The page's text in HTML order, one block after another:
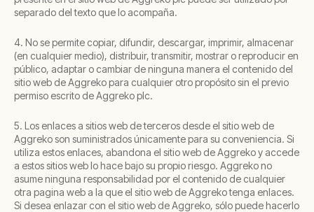
separado del texto que lo acompaña.
4. No se permite copiar, difundir, descargar, imprimir, almacenar
(en cualquier medio), distribuir, transmitir, mostrar o reproducir en
público, adaptar o cambiar de ninguna manera el contenido del
sitio web de Aggreko para cualquier otro propósito sin el previo
permiso escrito de Aggreko plc.
5. Los enlaces a sitios web de terceros desde el sitio web de
Aggreko son suministrados únicamente para su conveniencia. Si
utiliza estos enlaces, abandona el sitio web de Aggreko y accede
a estos sitios web lo hace bajo su propio riesgo. Aggreko no
asume ninguna responsabilidad por el contenido de cualquier
otra pagina web a la que el sitio web de Aggreko tenga enlaces.
Si desea enlazar con el sitio web de Aggreko, sólo puede hacerlo